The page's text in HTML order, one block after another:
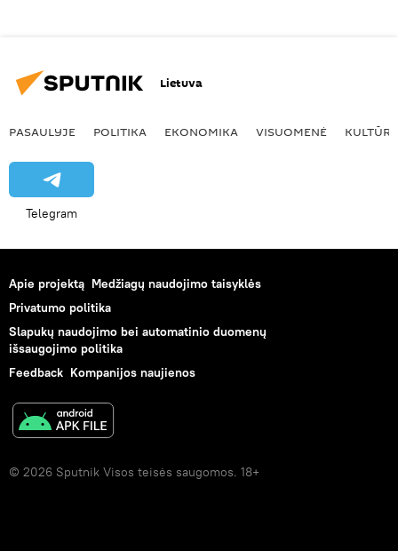
Lietuva
PASAULYJE POLITIKA EKONOMIKA VISUOMENĖ KULTŪRA
Telegram
Apie projektą Medžiagų naudojimo taisyklės
Privatumo politika
Slapukų naudojimo bei automatinio duomenų
išsaugojimo politika
Feedback Kompanijos naujienos
© 2026 Sputnik Visos teisės saugomos. 18+